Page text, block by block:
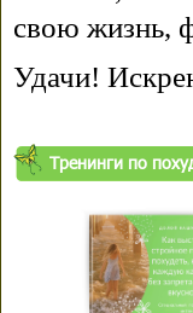
свою жизнь,
Удачи!
Тренинги по